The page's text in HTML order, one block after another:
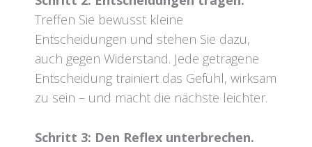
Treffen Sie bewusst kleine
Entscheidungen und stehen Sie dazu,
auch gegen Widerstand. Jede getragene
Entscheidung trainiert das Gefühl, wirksam
zu sein – und macht die nächste leichter.
Schritt 3: Den Reflex unterbrechen.